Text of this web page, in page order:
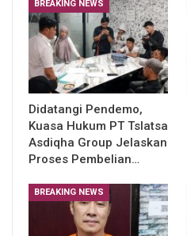
BREAKING NEWS
Didatangi Pendemo,
Kuasa Hukum PT Tslatsa
Asdiqha Group Jelaskan
Proses Pembelian…
BREAKING NEWS